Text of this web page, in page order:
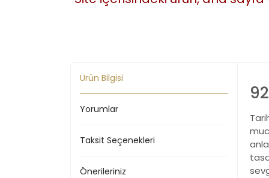
Ürün Bilgisi
Yorumlar
Taksit Seçenekleri
Önerileriniz